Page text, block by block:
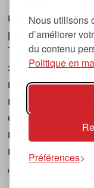
Nous utilisons
d’améliorer
du contenu
Politique en
Préférences
musique et les
première
Tsugi en
», ce qui
magazine, à
musicales,
électronique, du
nouveaux
musique.
POLITIQUE DE COOKIES (UE)